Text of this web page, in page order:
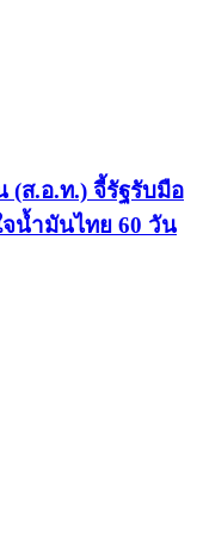
(ส.อ.ท.) จี้รัฐรับมือ
น้ำมันไทย 60 วัน